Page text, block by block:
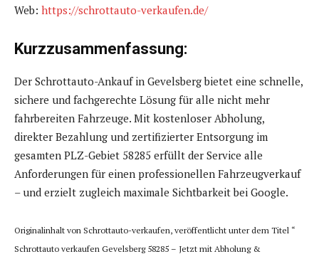
Web: https://schrottauto-verkaufen.de/
Kurzzusammenfassung:
Der Schrottauto-Ankauf in Gevelsberg bietet eine schnelle,
sichere und fachgerechte Lösung für alle nicht mehr
fahrbereiten Fahrzeuge. Mit kostenloser Abholung,
direkter Bezahlung und zertifizierter Entsorgung im
gesamten PLZ-Gebiet 58285 erfüllt der Service alle
Anforderungen für einen professionellen Fahrzeugverkauf
– und erzielt zugleich maximale Sichtbarkeit bei Google.
Originalinhalt von Schrottauto-verkaufen, veröffentlicht unter dem Titel “
Schrottauto verkaufen Gevelsberg 58285 – Jetzt mit Abholung &